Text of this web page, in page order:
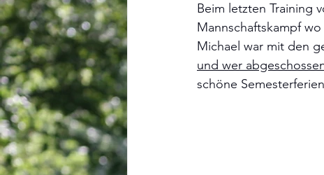
Beim letzten Training
Mannschaftskampf
Michael war mit den
und wer
schöne